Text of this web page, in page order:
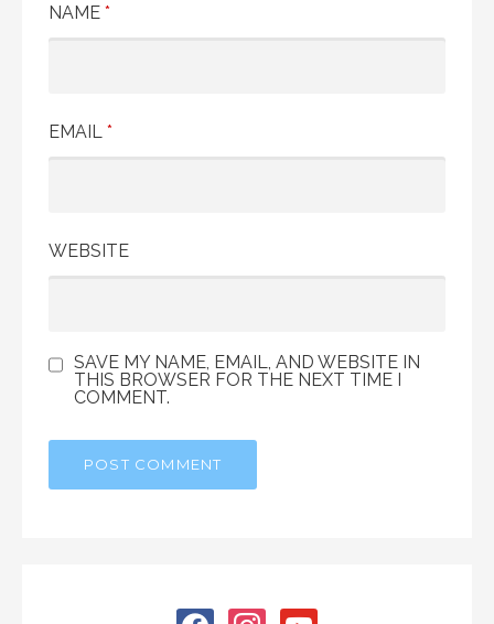
NAME *
EMAIL *
WEBSITE
SAVE MY NAME, EMAIL, AND WEBSITE IN
THIS BROWSER FOR THE NEXT TIME I
COMMENT.